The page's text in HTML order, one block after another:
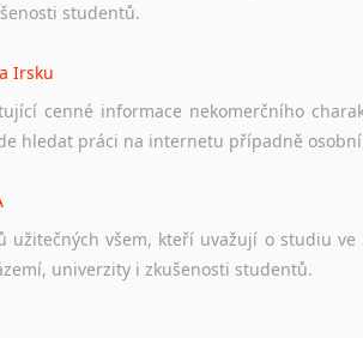
studentů.
Irsku
cenné informace nekomerčního
hledat práci na internetu případně osobní
užitečných všem, kteří uvažují o studiu ve
univerzity i zkušenosti studentů.